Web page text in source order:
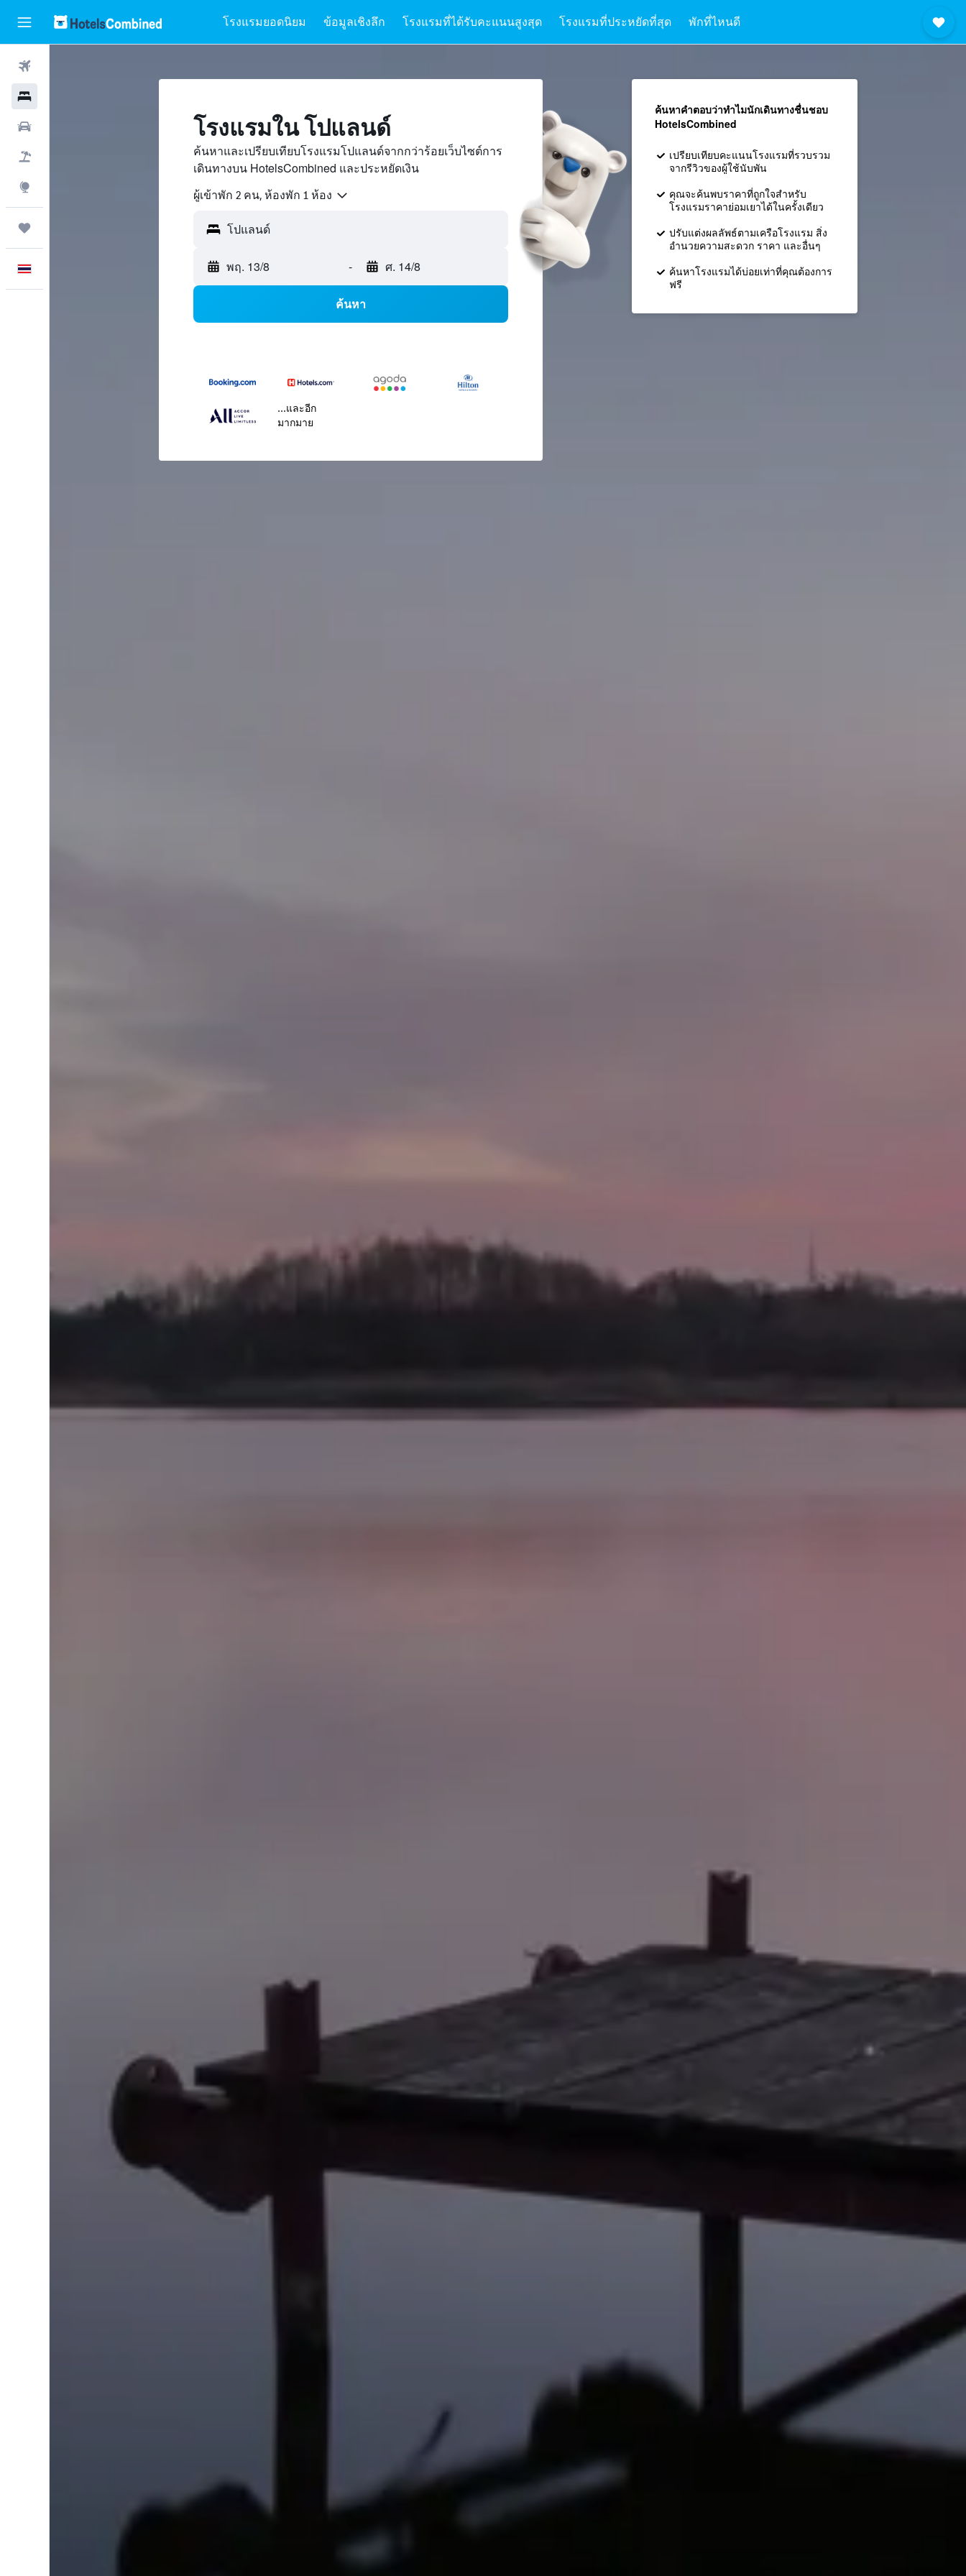
โรงแรมยอดนิยม ข้อมูลเชิงลึก โรงแรมที่ได้รับคะแนนสูงสุด โรงแรมที่ประหยัดที่สุด พักที่ไหนดี
โรงแรมใน โปแลนด์
ค้นหาและเปรียบเทียบโรงแรมโปแลนด์จากกว่าร้อยเว็บไซต์การ
เดินทางบน HotelsCombined และประหยัดเงิน
ผู้เข้าพัก 2 คน, ห้องพัก 1 ห้อง
พฤ. 13/8 - ศ. 14/8
ค้นหา
...และอีก
มากมาย
ค้นหาคำตอบว่าทำไมนักเดินทางชื่นชอบ
HotelsCombined
เปรียบเทียบคะแนนโรงแรมที่รวบรวม
จากรีวิวของผู้ใช้นับพัน
คุณจะค้นพบราคาที่ถูกใจสำหรับ
โรงแรมราคาย่อมเยาได้ในครั้งเดียว
ปรับแต่งผลลัพธ์ตามเครือโรงแรม สิ่ง
อำนวยความสะดวก ราคา และอื่นๆ
ค้นหาโรงแรมได้บ่อยเท่าที่คุณต้องการ
ฟรี